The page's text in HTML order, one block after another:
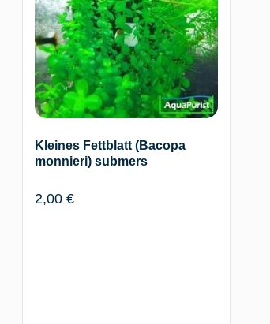
Kleines Fettblatt (Bacopa
monnieri) submers
2,00 €